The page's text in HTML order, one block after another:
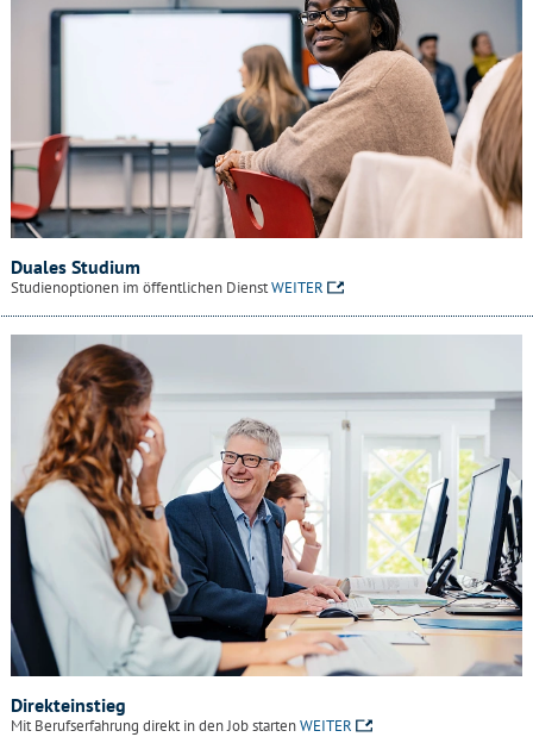
Duales Studium
Studienoptionen im öffentlichen DienstWEITER
Direkteinstieg
Mit Berufserfahrung direkt in den Job startenWEITER